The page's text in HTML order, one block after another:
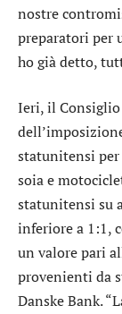
nostre
preparatori per
ho già detto,
Ieri, il Consiglio
statunitensi per
soia e
statunitensi su
inferiore a 1:1,
un valore pari
provenienti da
Danske Bank.